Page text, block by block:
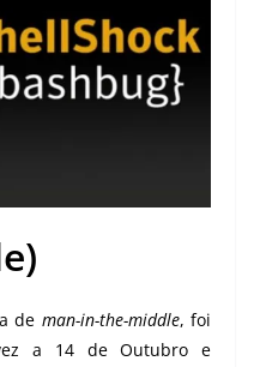
de man-in-the-middle, foi
a 14 de Outubro e